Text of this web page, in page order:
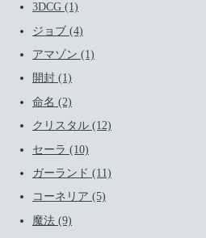
3DCG (1)
ジョブ (4)
アマゾン (1)
開封 (1)
命名 (2)
クリスタル (12)
セーラ (10)
ガーランド (11)
コーネリア (5)
魔法 (9)